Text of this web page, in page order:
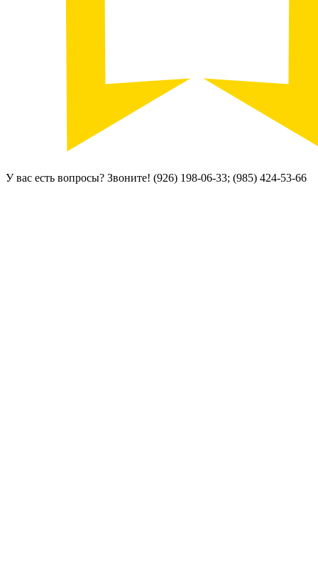
У вас есть вопросы? Звоните! (926) 198-06-33; (985) 424-53-66